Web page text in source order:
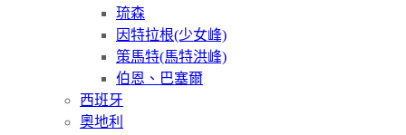
琉森
因特拉根(少女峰)
策馬特(馬特洪峰)
伯恩、巴塞爾
西班牙
奧地利